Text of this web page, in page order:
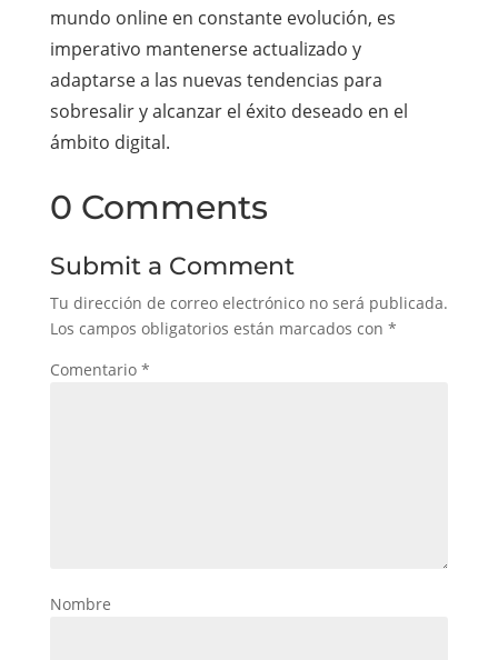
mundo online en constante evolución, es
imperativo mantenerse actualizado y
adaptarse a las nuevas tendencias para
sobresalir y alcanzar el éxito deseado en el
ámbito digital.
0 Comments
Submit a Comment
Tu dirección de correo electrónico no será publicada.
Los campos obligatorios están marcados con *
Comentario *
Nombre